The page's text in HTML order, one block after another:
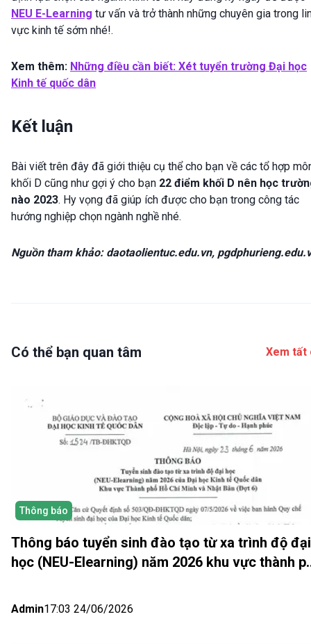
NEU E-Learning tư vấn và trở thành những chuyên gia trong
vực kinh tế sớm nhé!.
Xem thêm: Những điều cần biết: Xét tuyển trường Đại học
Kinh tế quốc dân
Kết luận
Bài viết trên đây đã giới thiệu cụ thể cho bạn về các tổ hợp
khối D cũng như gợi ý cho bạn 22 điểm khối D nên học
nào 2023. Hy vọng đã giúp ích được cho bạn trong công tác
hướng nghiệp chọn ngành nghề nhé.
Nguồn tham khảo: daotaolientuc.edu.vn,
Có thể bạn quan tâm Xem tất
Thông báo
Thông báo tuyển sinh đào tạo từ xa trình độ đại
học (NEU-Elearning) năm 2026 khu vực thành
Admin17:03 24/06/2026